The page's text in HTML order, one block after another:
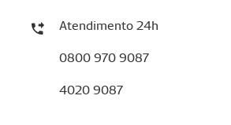
Atendimento 24h
0800 970 9087
4020 9087